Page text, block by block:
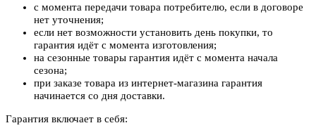
с момента передачи товара потребителю, если в договоре
нет уточнения;
если нет возможности установить день покупки, то
гарантия идёт с момента изготовления;
на сезонные товары гарантия идёт с момента начала
сезона;
при заказе товара из интернет-магазина гарантия
начинается со дня доставки.
Гарантия включает в себя: